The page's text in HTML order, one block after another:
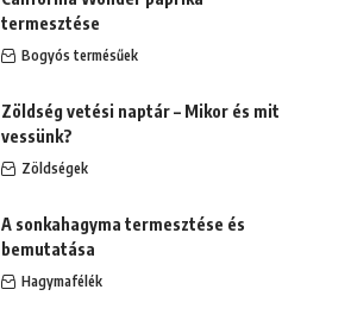
termesztése
Bogyós termésűek
Zöldség vetési naptár – Mikor és mit
vessünk?
Zöldségek
A sonkahagyma termesztése és
bemutatása
Hagymafélék